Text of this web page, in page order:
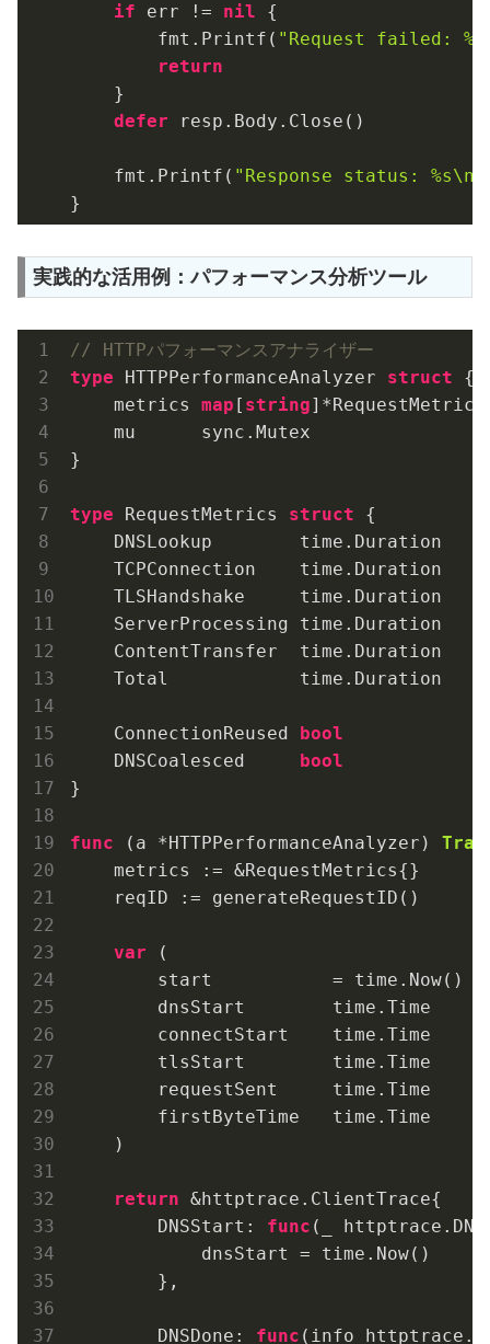
if err != nil {
        fmt.Printf(
"Request failed:
return
    }
defer resp.Body.Close()
    fmt.Printf(
"Response status: %s\n"
実践的な活用例：パフォーマンス分析ツール
// HTTPパフォーマンスアナライザー
type HTTPPerformanceAnalyzer struct {
    metrics
map [ string]*RequestMetrics
    mu      sync.Mutex
}
type RequestMetrics struct {
    DNSLookup        time.Duration
    TCPConnection    time.Duration
    TLSHandshake     time.Duration
    ServerProcessing time.Duration
    ContentTransfer  time.Duration
    Total            time.Duration
    ConnectionReused
bool
    DNSCoalesced
bool
}
func (a *HTTPPerformanceAnalyzer)
    metrics := &RequestMetrics{}
    reqID := generateRequestID()
var (
        start           = time.Now()
        dnsStart        time.Time
        connectStart    time.Time
        tlsStart        time.Time
        requestSent     time.Time
        firstByteTime   time.Time
    )
return &httptrace.ClientTrace{
        DNSStart:
func (_
            dnsStart = time.Now()
        },
        DNSDone:
func (info